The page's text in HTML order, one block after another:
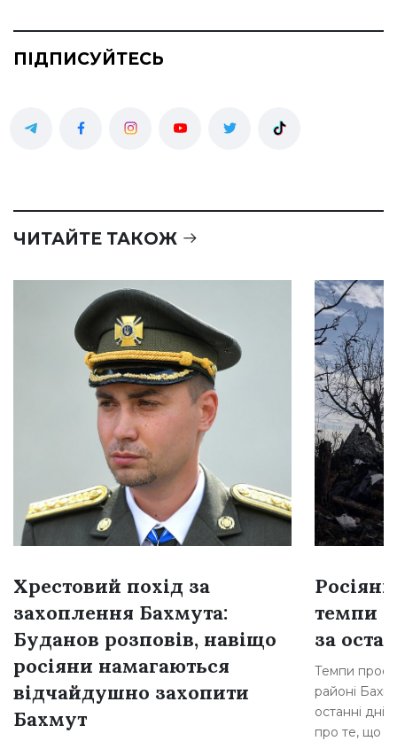
ПІДПИСУЙТЕСЬ
ЧИТАЙТЕ ТАКОЖ
Хрестовий похід за
захоплення Бахмута:
Буданов розповів, навіщо
росіяни намагаються
відчайдушно захопити
Бахмут
темпи
за
Темпи
районі
останні
про те, що